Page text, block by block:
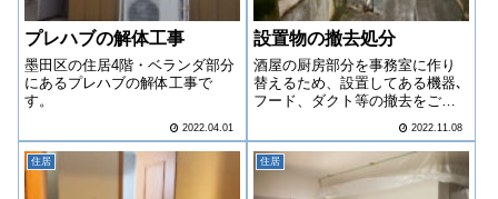
プレハブの解体工事
墨田区の住居4階・ベランダ部分
にあるプレハブの解体工事で
す。
2022.04.01
設置物の撤去処分
酒屋の厨房部分を事務室に作り
替えるため、設置してある機器､
フード、ダクト等の撤去をご依
2022.11.08
住居 住居